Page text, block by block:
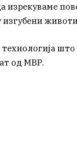
изрекуваме
технологија
од МВР.